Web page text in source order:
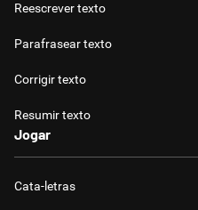
Reescrever texto
Parafrasear texto
Corrigir texto
Resumir texto
Jogar
Cata-letras